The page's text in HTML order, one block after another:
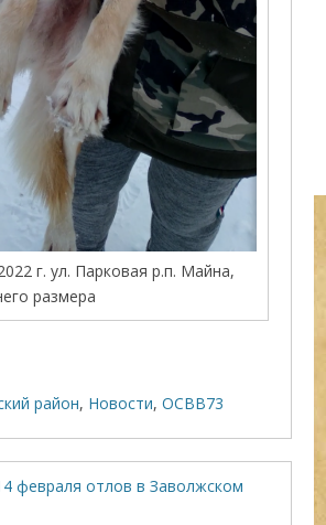
г. ул. Парковая р.п. Майна,
размера
район, Новости,ОСВВ73
февраля отлов в Заволжском